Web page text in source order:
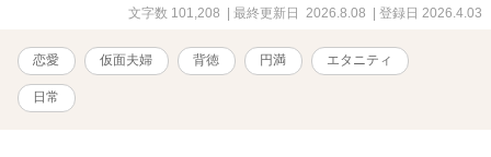
文字数 101,208 | 最終更新日 2026.8.08 | 登録日 2026.4.03
恋愛 仮面夫婦 背徳 円満 エタニティ
日常